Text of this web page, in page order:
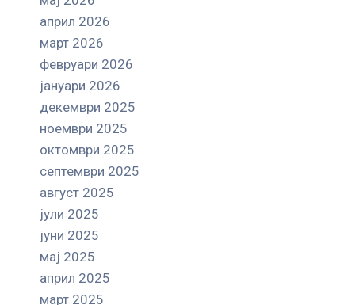
април 2026
март 2026
февруари 2026
јануари 2026
декември 2025
ноември 2025
октомври 2025
септември 2025
август 2025
јули 2025
јуни 2025
мај 2025
април 2025
март 2025